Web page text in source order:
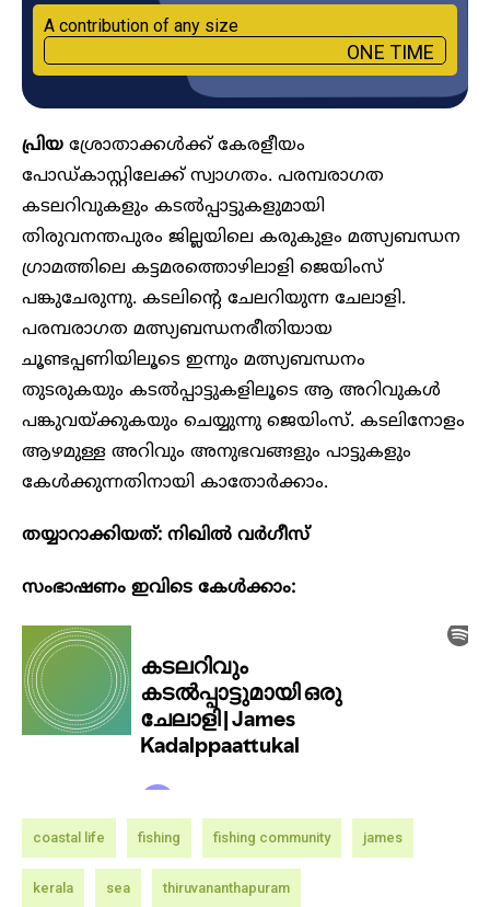
A contribution of any size
ONE TIME
പ്രിയ ശ്രോതാക്കൾക്ക് കേരളീയം
പോഡ്കാസ്റ്റിലേക്ക് സ്വാ​ഗതം. പരമ്പരാ​ഗത
കടലറിവുകളും കടൽപ്പാട്ടുകളുമായി
തിരുവനന്തപുരം ജില്ലയിലെ കരുകുളം മത്സ്യബന്ധന ​
ഗ്രാമത്തിലെ കട്ടമരത്തൊഴിലാളി ജെയിംസ്
പങ്കുചേരുന്നു. കടലിന്റെ ചേലറിയുന്ന ചേലാളി.
പരമ്പരാ​ഗത മത്സ്യബന്ധനരീതിയായ
ചൂണ്ടപ്പണിയിലൂടെ ഇന്നും മത്സ്യബന്ധനം
തുടരുകയും കടൽപ്പാട്ടുകളിലൂടെ ആ അറിവുകൾ
പങ്കുവയ്ക്കുകയും ചെയ്യുന്നു ജെയിംസ്. കടലിനോളം
ആഴമുള്ള അറിവും അനുഭവങ്ങളും പാട്ടുകളും
കേൾക്കുന്നതിനായി കാതോർക്കാം.
തയ്യാറാക്കിയത്: നിഖിൽ വർ​ഗീസ്
സംഭാഷണം ഇവിടെ കേൾക്കാം:
coastal life fishing fishing community james
kerala sea thiruvananthapuram